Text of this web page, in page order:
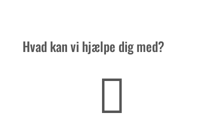
Hvad kan vi hjælpe dig med?
